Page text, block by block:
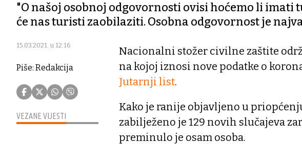
"O našoj osobnoj odgovornosti ovisi hoćemo li
će nas turisti zaobilaziti. Osobna odgovornost je
15.03.2021. u 12:16
Piše: Redakcija
VEZANE VIJESTI
Nacionalni stožer civilne zaštite
na kojoj iznosi nove podatke o
Jutarnji list.
Kako je ranije objavljeno u
zabilježeno je 129 novih slučajeva
preminulo je osam osoba.